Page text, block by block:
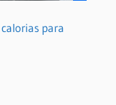
para